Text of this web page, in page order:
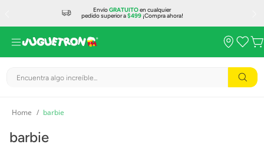
EnvíoGRATUITOen cualquier
pedido superior a$499¡Compra ahora!
Encuentra algo increíble...
barbie
barbie